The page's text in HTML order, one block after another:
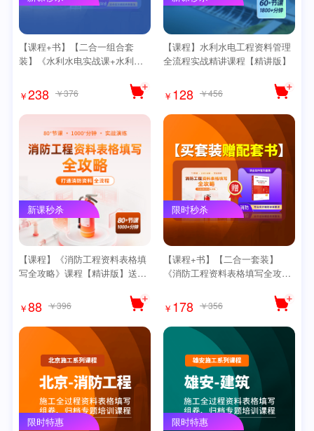
【课程+书】【二合一组合套
装】《水利水电实战课+水利水
￥238 ￥376
【课程】水利水电工程资料管理
全流程实战精讲课程【精讲版】
￥ 128 ￥456
新课秒杀
【课程】《消防工程资料表格填
写全攻略》课程【精讲版】送
￥88 ￥396
限时秒杀
【课程+书】【二合一套装】
《消防工程资料表格填写全攻
￥ 178 ￥356
限时特惠 限时特惠